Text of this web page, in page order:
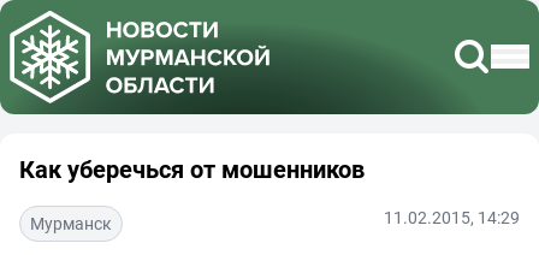
Как уберечься от мошенников
Мурманск 11.02.2015, 14:29